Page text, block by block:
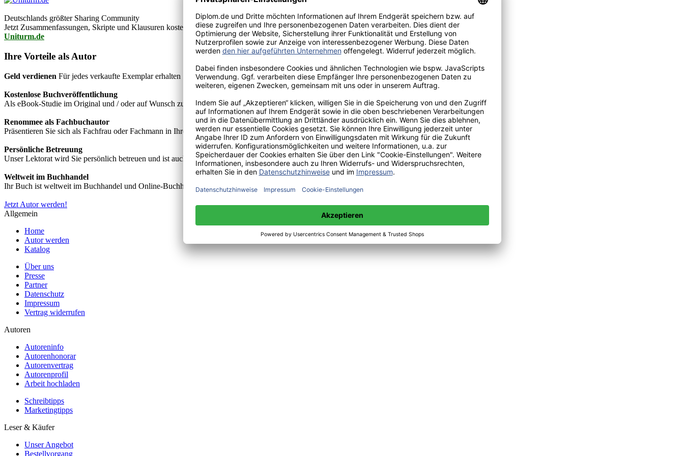
Deutschlands größter Sharing Community
Jetzt Zusammenfassungen, Skripte und Klausuren kostenlos downloaden!
Uniturm.de
Ihre Vorteile als Autor
Geld verdienen Für jedes verkaufte Exemplar erhalten Sie Autorenhonorar - bis zu 40%.
Kostenlose Buchveröffentlichung
Als eBook-Studie im Original und / oder auf Wunsch zusätzlich als hochwertiges Fachbuch in unserem renommierten Buchverlag.
Renommee als Fachbuchautor
Präsentieren Sie sich als Fachfrau oder Fachmann in Ihrem Fachgebiet und machen Sie sich bekannt.
Persönliche Betreuung
Unser Lektorat wird Sie persönlich betreuen und ist auch telefonisch unter +49(0)176-85996762 erreichbar.
Weltweit im Buchhandel
Ihr Buch ist weltweit im Buchhandel und Online-Buchhandel wie z.B. amazon erhältlich.
Jetzt Autor werden!
Allgemein
Home
Autor werden
Katalog
Über uns
Presse
Partner
Datenschutz
Impressum
Vertrag widerrufen
Autoren
Autoreninfo
Autorenhonorar
Autorenvertrag
Autorenprofil
Arbeit hochladen
Schreibtipps
Marketingtipps
Leser & Käufer
Unser Angebot
Bestellvorgang